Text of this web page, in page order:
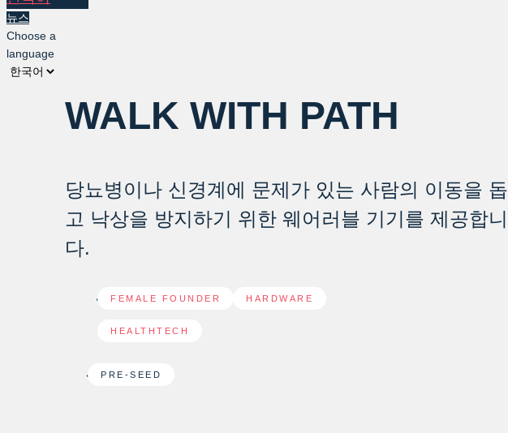
뉴스
Choose a
language
WALK WITH PATH
당뇨병이나 신경계에 문제가 있는 사람의 이동을 돕
고 낙상을 방지하기 위한 웨어러블 기기를 제공합니
다.
FEMALE FOUNDER HARDWARE
HEALTHTECH
PRE-SEED